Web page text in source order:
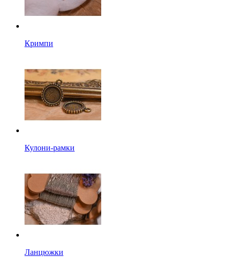
Кримпи
Кулони-рамки
Ланцюжки